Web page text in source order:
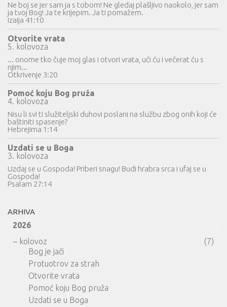
Ne boj se jer sam ja s tobom! Ne gledaj plašljivo naokolo, jer sam
ja tvoj Bog! Ja te krijepim. Ja ti pomažem.
Izaija 41:10
Otvorite vrata
5. kolovoza
... onome tko čuje moj glas i otvori vrata, ući ću i večerat ću s
njim...
Otkrivenje 3:20
Pomoć koju Bog pruža
4. kolovoza
Nisu li svi ti služiteljski duhovi poslani na službu zbog onih koji će
baštiniti spasenje?
Hebrejima 1:14
Uzdati se u Boga
3. kolovoza
Uzdaj se u Gospoda! Priberi snagu! Budi hrabra srca i ufaj se u
Gospoda!
Psalam 27:14
ARHIVA
2026
– kolovoz
(7)
Bog je jači
Protuotrov za strah
Otvorite vrata
Pomoć koju Bog pruža
Uzdati se u Boga